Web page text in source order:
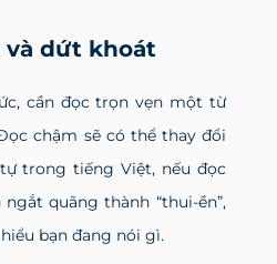
dứt khoát
cần đọc trọn vẹn một từ
chậm sẽ có thể thay đổi
trong tiếng Việt, nếu đọc
quãng thành “thui-ền”,
bạn đang nói gì.